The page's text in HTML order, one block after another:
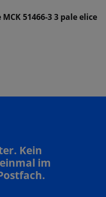
51466-3 3 pale elice
Kein
im